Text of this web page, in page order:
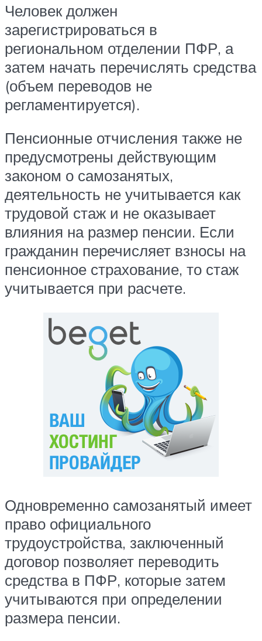
Человек должен
зарегистрироваться в
региональном отделении ПФР, а
затем начать перечислять средства
(объем переводов не
регламентируется).
Пенсионные отчисления также не
предусмотрены действующим
законом о самозанятых,
деятельность не учитывается как
трудовой стаж и не оказывает
влияния на размер пенсии. Если
гражданин перечисляет взносы на
пенсионное страхование, то стаж
учитывается при расчете.
Одновременно самозанятый имеет
право официального
трудоустройства, заключенный
договор позволяет переводить
средства в ПФР, которые затем
учитываются при определении
размера пенсии.